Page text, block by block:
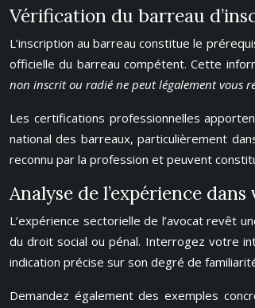
Vérification du barreau
L’inscription au barreau constitue le
officielle du barreau compétent. Cette
non inscrit ou radié ne peut légalement vous
Les certifications professionnelles
national des barreaux, particulièrement
reconnu par la profession et peuvent
Analyse de l’expérience
L’expérience sectorielle de l’avocat revêt
du droit social ou pénal. Interrogez votre
indication précise sur son degré de
Demandez également des exemples